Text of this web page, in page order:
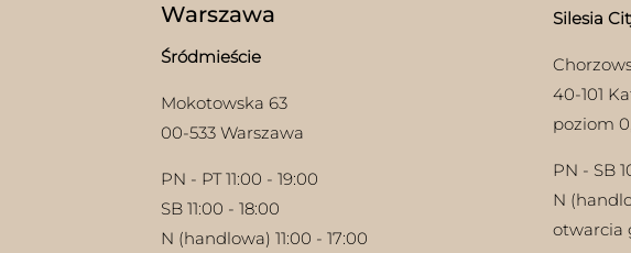
Warszawa
Śródmieście
Mokotowska 63
00-533 Warszawa
PN - PT 11:00 - 19:00
SB 11:00 - 18:00
N (handlowa) 11:00 - 17:00
Silesia
40-101
poziom
PN - SB
N
otwarcia